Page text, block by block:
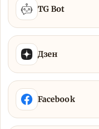
TG Bot
Дзен
Facebook